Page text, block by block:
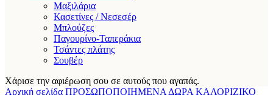
Μαξιλάρια
Κασετίνες / Νεσεσέρ
Μπλούζες
Παγουρίνο-Ταπεράκια
Τσάντες πλάτης
Σουβέρ
Χάρισε την αφιέρωση σου σε αυτούς που αγαπάς.
Αρχική σελίδα ΠΡΟΣΩΠΟΠΟΙΗΜΕΝΑ ΔΩΡΑ ΚΑΛΟΡΙΖΙΚΟ